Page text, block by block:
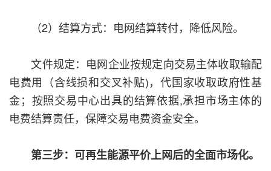
（2）结算方式：电网结算转付，降低风险。
文件规定：电网企业按规定向交易主体收取输配
电费用（含线损和交叉补贴)，代国家收取政府性基
金；按照交易中心出具的结算依据,承担市场主体的
电费结算责任，保障交易电费资金安全。
第三步：可再生能源平价上网后的全面市场化。